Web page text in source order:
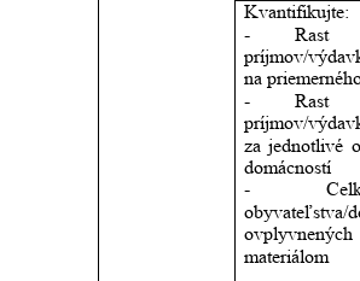
Kvantifikujte:
-
Rast
príjmov/
na
-
Rast
príjmov/
za jednotlivé
domácností
-
obyvateľstva/
ovplyvnených
materiálom